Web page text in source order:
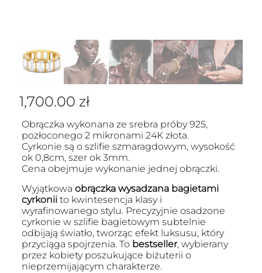
1,700.00 zł
Obrączka wykonana ze srebra próby 925,
pozłoconego 2 mikronami 24K złota.
Cyrkonie są o szlifie szmaragdowym, wysokość
ok 0,8cm, szer ok 3mm.
Cena obejmuje wykonanie jednej obrączki.
Wyjątkowa obrączka wysadzana bagietami
cyrkoniito kwintesencja klasy i
wyrafinowanego stylu. Precyzyjnie osadzone
cyrkonie w szlifie bagietowym subtelnie
odbijają światło, tworząc efekt luksusu, który
przyciąga spojrzenia. To bestseller, wybierany
przez kobiety poszukujące biżuterii o
nieprzemijającym charakterze.